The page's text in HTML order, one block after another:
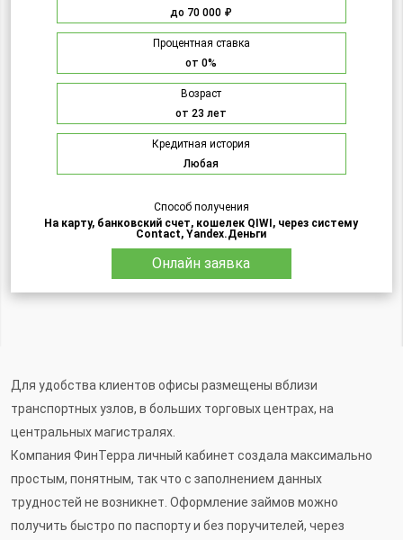
до 70 000 ₽
Процентная ставка
от 0%
Возраст
от 23 лет
Кредитная история
Любая
Способ получения
На карту, банковский счет, кошелек QIWI, через систему
Contact, Yandex.Деньги
Онлайн заявка
Для удобства клиентов офисы размещены вблизи
транспортных узлов, в больших торговых центрах, на
центральных магистралях.
Компания ФинТерра личный кабинет создала максимально
простым, понятным, так что с заполнением данных
трудностей не возникнет. Оформление займов можно
получить быстро по паспорту и без поручителей, через